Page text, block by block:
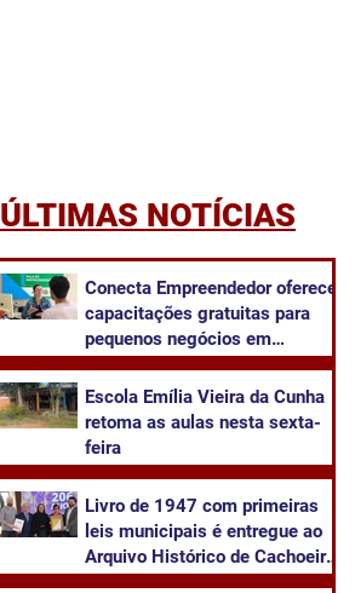
ÚLTIMAS NOTÍCIAS
Conecta Empreendedor oferece
capacitações gratuitas para
pequenos negócios em
​Escola Emília Vieira da Cunha
retoma as aulas nesta sexta-
feira
Livro de 1947 com primeiras
leis municipais é entregue ao
Arquivo Histórico de Cachoeira